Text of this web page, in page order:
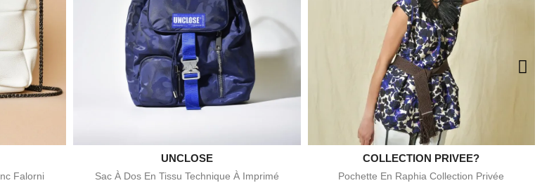
Falorni
Aperçu rapide
UNCLOSE
Sac À Dos En Tissu Technique À Imprimé
Aperçu rapide
COLLECTION PRIVEE?
Pochette En Raphia Collection Privée